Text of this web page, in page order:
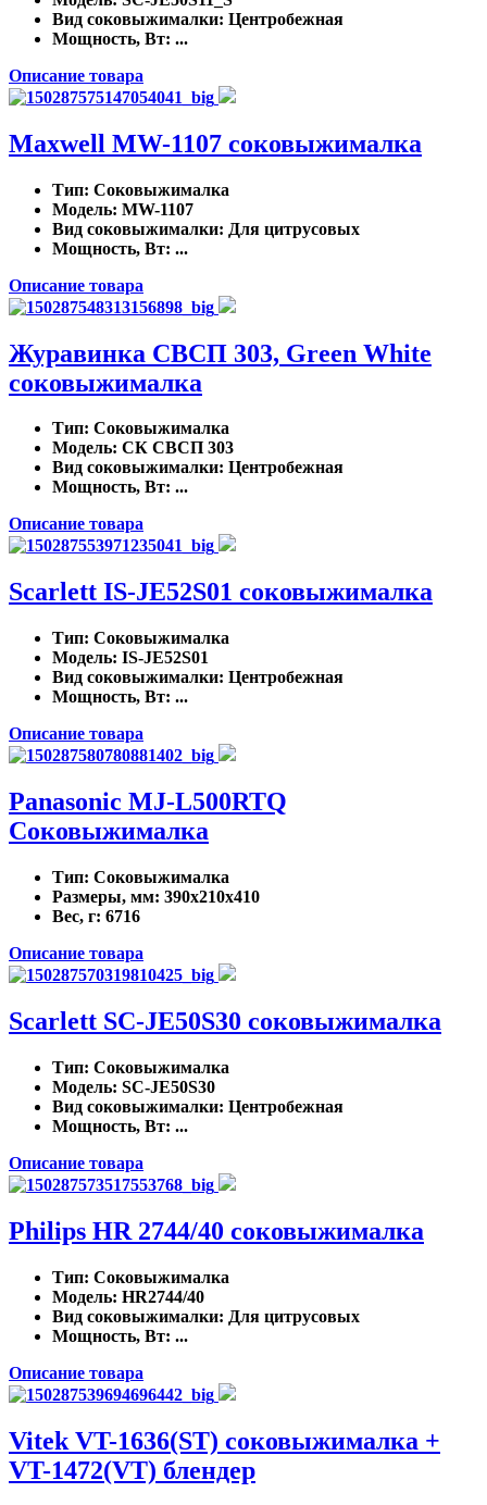
Вид соковыжималки: Центробежная
Мощность, Вт: ...
Описание товара
Maxwell MW-1107 соковыжималка
Тип: Соковыжималка
Модель: MW-1107
Вид соковыжималки: Для цитрусовых
Мощность, Вт: ...
Описание товара
Журавинка СВСП 303, Green White
соковыжималка
Тип: Соковыжималка
Модель: СК СВСП 303
Вид соковыжималки: Центробежная
Мощность, Вт: ...
Описание товара
Scarlett IS-JE52S01 соковыжималка
Тип: Соковыжималка
Модель: IS-JE52S01
Вид соковыжималки: Центробежная
Мощность, Вт: ...
Описание товара
Panasonic MJ-L500RTQ
Соковыжималка
Тип: Соковыжималка
Размеры, мм: 390x210x410
Вес, г: 6716
Описание товара
Scarlett SC-JE50S30 соковыжималка
Тип: Соковыжималка
Модель: SC-JE50S30
Вид соковыжималки: Центробежная
Мощность, Вт: ...
Описание товара
Philips HR 2744/40 соковыжималка
Тип: Соковыжималка
Модель: HR2744/40
Вид соковыжималки: Для цитрусовых
Мощность, Вт: ...
Описание товара
Vitek VT-1636(ST) соковыжималка +
VT-1472(VT) блендер